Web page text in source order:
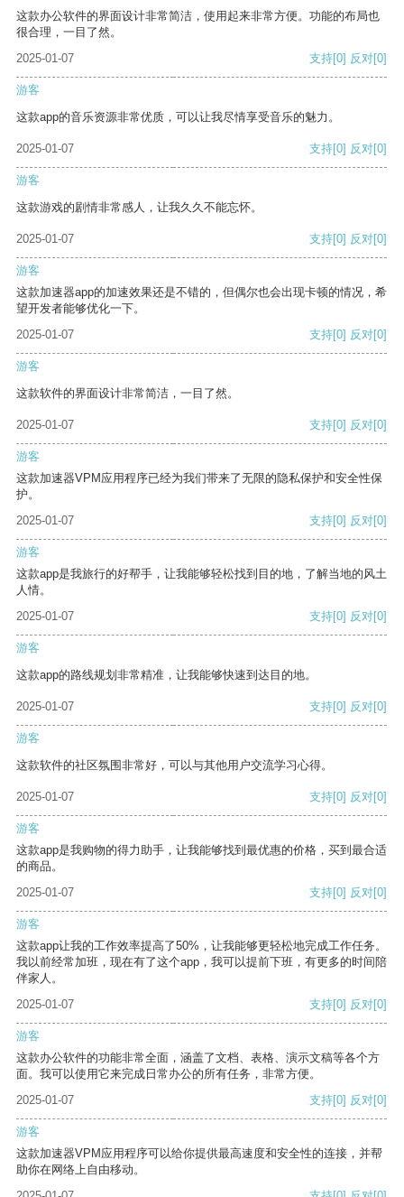
这款办公软件的界面设计非常简洁，使用起来非常方便。功能的布局也
很合理，一目了然。
2025-01-07
支持[0] 反对[0]
游客
这款app的音乐资源非常优质，可以让我尽情享受音乐的魅力。
2025-01-07 支持[0] 反对[0]
游客
这款游戏的剧情非常感人，让我久久不能忘怀。
2025-01-07 支持[0] 反对[0]
游客
这款加速器app的加速效果还是不错的，但偶尔也会出现卡顿的情况，希
望开发者能够优化一下。
2025-01-07
支持[0] 反对[0]
游客
这款软件的界面设计非常简洁，一目了然。
2025-01-07 支持[0] 反对[0]
游客
这款加速器VPM应用程序已经为我们带来了无限的隐私保护和安全性保
护。
2025-01-07
支持[0] 反对[0]
游客
这款app是我旅行的好帮手，让我能够轻松找到目的地，了解当地的风土
人情。
2025-01-07
支持[0] 反对[0]
游客
这款app的路线规划非常精准，让我能够快速到达目的地。
2025-01-07 支持[0] 反对[0]
游客
这款软件的社区氛围非常好，可以与其他用户交流学习心得。
2025-01-07 支持[0] 反对[0]
游客
这款app是我购物的得力助手，让我能够找到最优惠的价格，买到最合适
的商品。
2025-01-07
支持[0] 反对[0]
游客
这款app让我的工作效率提高了50%，让我能够更轻松地完成工作任务。
我以前经常加班，现在有了这个app，我可以提前下班，有更多的时间陪
伴家人。
2025-01-07
支持[0] 反对[0]
游客
这款办公软件的功能非常全面，涵盖了文档、表格、演示文稿等各个方
面。我可以使用它来完成日常办公的所有任务，非常方便。
2025-01-07
支持[0] 反对[0]
游客
这款加速器VPM应用程序可以给你提供最高速度和安全性的连接，并帮
助你在网络上自由移动。